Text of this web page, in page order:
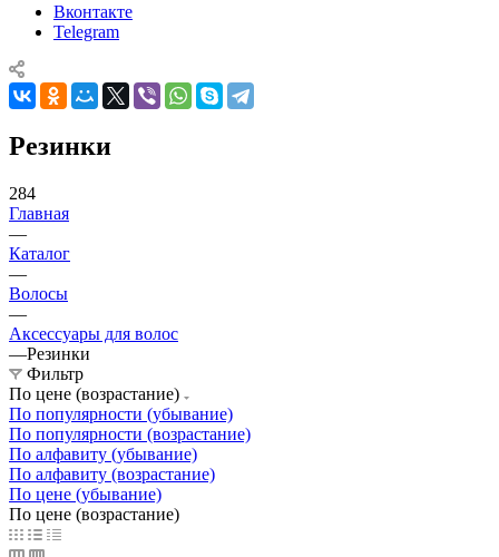
Вконтакте
Telegram
Резинки
284
Главная
—
Каталог
—
Волосы
—
Аксессуары для волос
—Резинки
Фильтр
По цене (возрастание)
По популярности (убывание)
По популярности (возрастание)
По алфавиту (убывание)
По алфавиту (возрастание)
По цене (убывание)
По цене (возрастание)